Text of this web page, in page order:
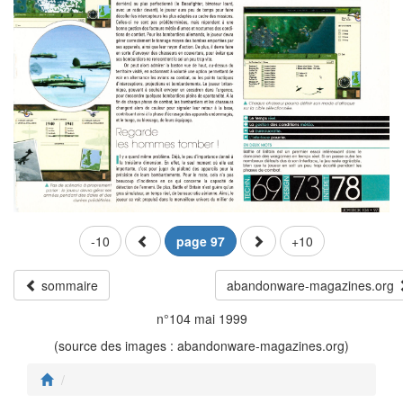
-10 page 97 +10
sommaire
abandonware-magazines.org
n°104 mai 1999
(source des images : abandonware-magazines.org)